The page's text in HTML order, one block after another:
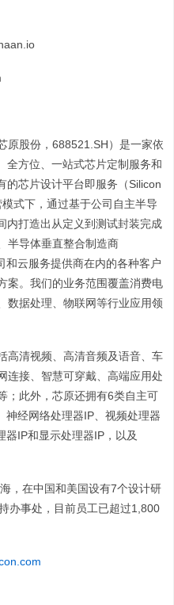
原股份，688521.SH）是一家依
全方位、一站式芯片定制服务和
的芯片设计平台即服务（Silicon
式下，通过基于公司自主半导
内打造出从定义到测试封装完成
半导体垂直整合制造商
和云服务提供商在内的各种客户
案。我们的业务范围覆盖消费电
数据处理、物联网等行业应用领
高清视频、高清音频及语音、车
连接、智慧可穿戴、高端应用处
；此外，芯原还拥有6类自主可
神经网络处理器IP、视频处理器
器IP和显示处理器IP，以及
，在中国和美国设有7个设计研
办事处，目前员工已超过1,800